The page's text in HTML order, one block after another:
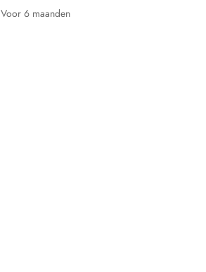
Voor 6 maanden